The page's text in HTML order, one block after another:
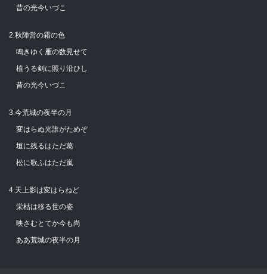
昔の光今いづこ
2.秋陣営の霜の色
鳴きゆく雁の数見せて
植うる剣に照り沿ひし
昔の光今いづこ
3.今荒城の夜半の月
変はらぬ光誰がためぞ
垣に残るはただ葛
松に歌ふはただ嵐
4.天上影は変はらねど
栄枯は移る世の姿
映さむとてか今も尚
ああ荒城の夜半の月